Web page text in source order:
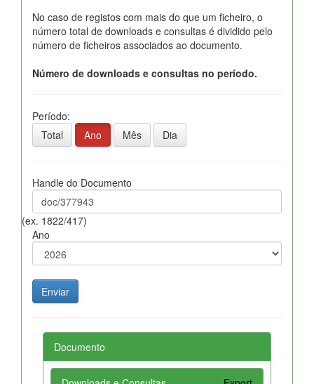
No caso de registos com mais do que um ficheiro, o
número total de downloads e consultas é dividido pelo
número de ficheiros associados ao documento.
Número de downloads e consultas no período.
Período:
Total
Ano Mês Dia
Handle do Documento
(ex. 1822/417)
Ano
Documento